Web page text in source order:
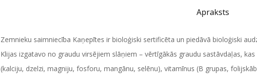
Apraksts
Zemnieku saimniecība Kaņepītes ir bioloģiski sertificēta un piedāvā bioloģiski
Klijas izgatavo no graudu virsējiem slāņiem – vērtīgākās graudu sastāvdaļas,
(kalciju, dzelzi, magniju, fosforu, mangānu, selēnu), vitamīnus (B grupas,